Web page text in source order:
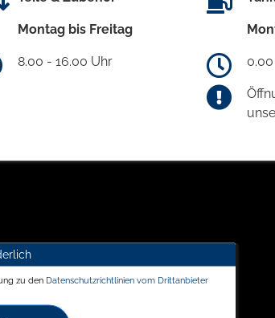
Montag bis Freitag
8.00 - 16.00 Uhr
zu den Datenschutzrichtlinien vom Drittanbieter